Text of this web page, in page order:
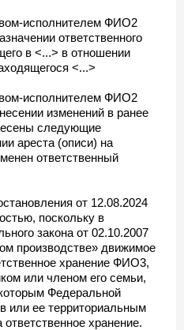
исполнителем ФИО2
ответственного
в <...> в отношении
<...>
исполнителем ФИО2
изменений в ранее
следующие
ареста (описи) на
ответственный
от 12.08.2024
поскольку в
закона от 02.10.2007
производстве» движимое
хранение ФИО3,
или членом его семьи,
Федеральной
или ее территориальным
хранение.